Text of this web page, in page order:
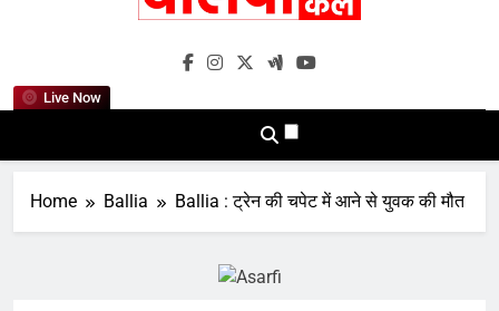
Live Now
Ballia Aaj Kal
Home Ballia Ballia : ट्रेन की चपेट में आने से युवक की मौत